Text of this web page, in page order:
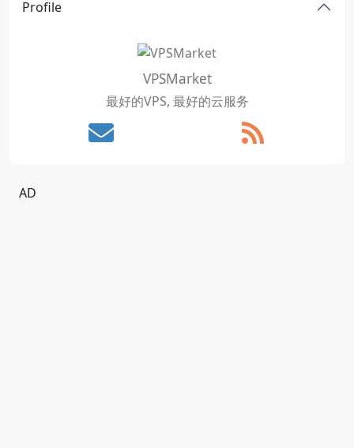
Profile
VPSMarket
最好的VPS, 最好的云服务
AD